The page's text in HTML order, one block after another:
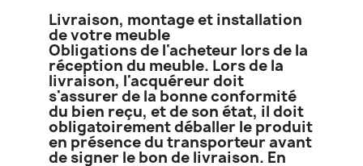
Livraison, montage et installation
de votre meuble
Obligations de l'acheteur lors de la
réception du meuble. Lors de la
livraison, l'acquéreur doit
s'assurer de la bonne conformité
du bien reçu, et de son état, il doit
obligatoirement déballer le produit
en présence du transporteur avant
de signer le bon de livraison. En